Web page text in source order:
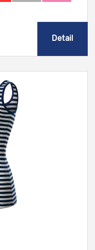
Detail